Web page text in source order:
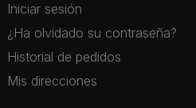
Iniciar sesión
¿Ha olvidado su contraseña?
Historial de pedidos
Mis direcciones